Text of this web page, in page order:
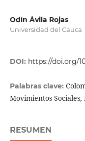
Odín Ávila Rojas
Universidad del Cauca
DOI: https://doi.org/
Palabras clave:
Movimientos
RESUMEN